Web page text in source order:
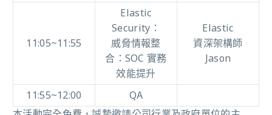
11:05~11:55
Elastic
Security：
威脅情報整
合：SOC 實務
效能提升
Elastic
資深架構師
Jason
11:55~12:00
QA